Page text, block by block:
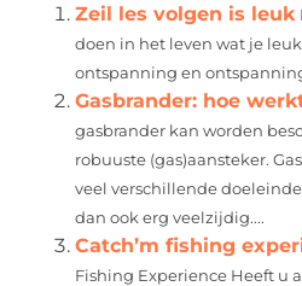
Zeil les volgen is leuk
doen in het leven wat je
ontspanning en
Gasbrander: hoe
gasbrander kan worden
robuuste (gas)aansteker.
veel verschillende
dan ook erg veelzijdig....
Catch’m fishing
Fishing Experience Heeft u